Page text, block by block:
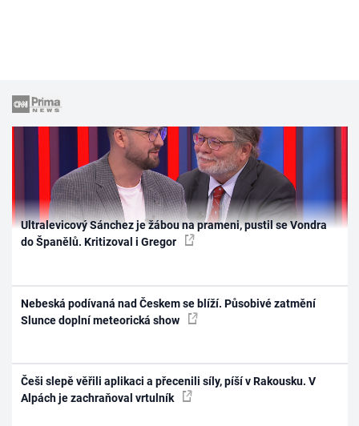
Ultralevicový Sánchez je žábou na prameni, pustil se Vondra
do Španělů. Kritizoval i Gregor
Nebeská podívaná nad Českem se blíží. Působivé zatmění
Slunce doplní meteorická show
Češi slepě věřili aplikaci a přecenili síly, píší v Rakousku. V
Alpách je zachraňoval vrtulník